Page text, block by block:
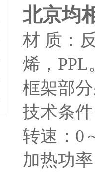
北京均
材 质：
烯， PPL
框架部
技术条
转速：0
加热功